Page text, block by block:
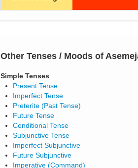
Other Tenses / Moods of
Simple Tenses
Present Tense
Imperfect Tense
Preterite (Past Tense)
Future Tense
Conditional Tense
Subjunctive Tense
Imperfect Subjunctive
Future Subjunctive
Imperative (Command)